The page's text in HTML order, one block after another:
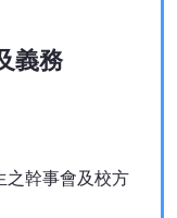
義務
之幹事會及校方